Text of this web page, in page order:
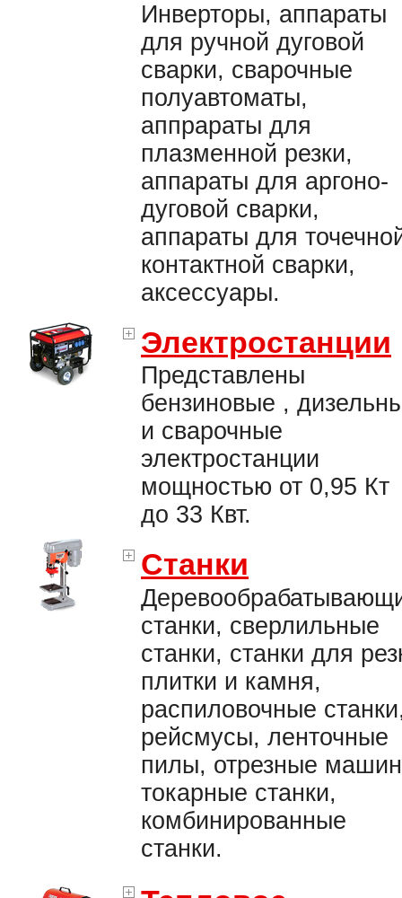
Инверторы, аппараты
для ручной дуговой
сварки, сварочные
полуавтоматы,
аппрараты для
плазменной резки,
аппараты для аргоно-
дуговой сварки,
аппараты для
контактной сварки,
аксессуары.
Электростанции
Представлены
бензиновые ,
и сварочные
электростанции
мощностью от 0,95 Кт
до 33 Квт.
Станки
станки, сверлильные
станки, станки для
плитки и камня,
распиловочные
рейсмусы, ленточные
пилы, отрезные
токарные станки,
комбинированные
станки.